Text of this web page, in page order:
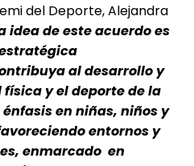
del Deporte, Alejandra
idea de este acuerdo es
al desarrollo y
y el deporte de la
en niñas, niños y
entornos y
enmarcado en